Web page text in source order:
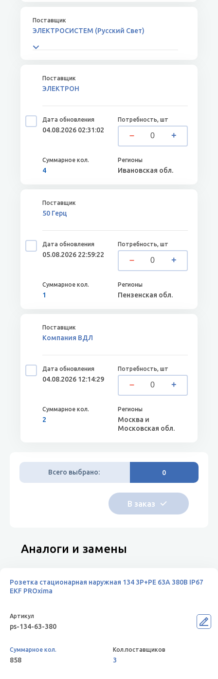
ЭЛЕКТРОСИСТЕМ (Русский Свет)
ЭЛЕКТРОН
04.08.2026 02:31:02
4 Ивановская обл.
50 Герц
05.08.2026 22:59:22
1 Пензенская обл.
Компания ВДЛ
04.08.2026 12:14:29
2
Москва и
Московская обл.
Всего выбрано: 0
Аналоги и замены
Розетка стационарная наружная 134 3Р+РЕ 63А 380В IP67
EKF PROxima
ps-134-63-380
858 3